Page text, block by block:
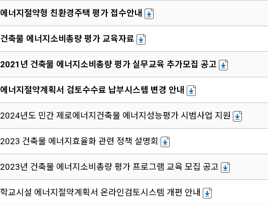
에너지절약형 친환경주택 평가 접수안내
건축물 에너지소비총량 평가 교육자료
2021년 건축물 에너지소비총량 평가 실무교육 추가모집 공고
에너지절약계획서 검토수수료 납부시스템 변경 안내
2024년도 민간 제로에너지건축물 에너지성능평가 시범사업 지원
2023 건축물 에너지효율화 관련 정책 설명회
2023년 건축물 에너지소비총량 평가 프로그램 교육 모집 공고
학교시설 에너지절약계획서 온라인검토시스템 개편 안내